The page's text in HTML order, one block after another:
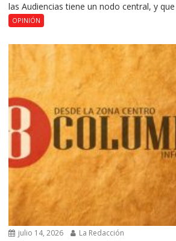
las Audiencias tiene un nodo central, y
OPINIÓN
julio 14, 2026 La Redacción